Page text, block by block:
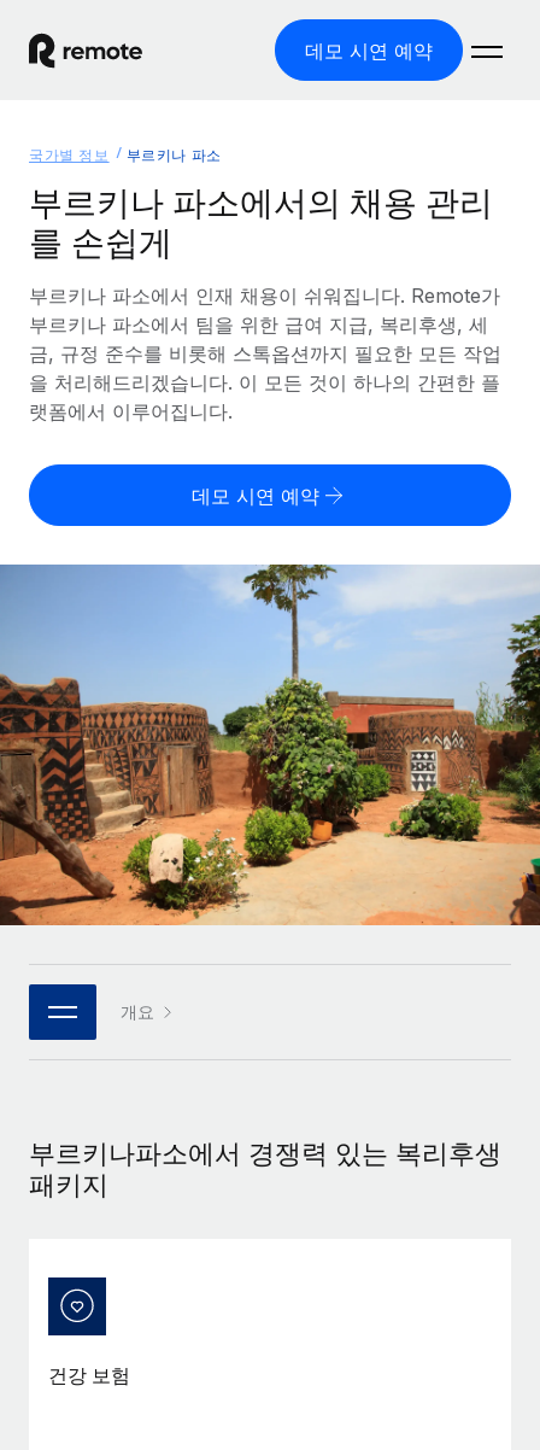
데모 시연 예약
글로벌 고용
글로벌 급여
규정을 준수하며 급여 지급을 손쉽게 처리
기록상 고용주(EOR)
법인 설립 비용 없이 전 세계로 사업을 확장
인프라
Remote 통합
HR을 워크플로에 매끄럽게 통합
플랫폼
팀을 위한 통합된 핵심 HR 기능
연결
새로운
통합
핵심 비즈니스 도구로 프로세스를 간소화
글로벌 인사 및 규정 준수 업무 처리에 전문가 지원 제공
Compliance Watchtower
규정 준수 관련 위험에 선제적으로 대응
기기 관리
솔루션
글로벌 서비스 제공
국가별 정보
국가별 글로벌 채용 지원 알아보기
미국 주별 정보
Remote와 다른 솔루션 비교
다른 업체들과 비교해보기
성장하는 기업을 위한 민첩한 글로벌 HR 및 급여 솔루션
중견기업
맞춤형 HR 솔루션으로 팀 확장
엔터프라이즈
대기업을 위한 글로벌 HR
REMOTE 파트너 되기
플랫폼에 글로벌 HR을 유연하게 통합
Remote와의 파트너십 기회 탐색
리소스
도구 및 계산기
오분류 리스크 평가 도구
국가별 총 인건비 계산
글로벌 계약직을 위한 통화 옵션과 지급 소요 시간 확인
리서치 및 가이드
사례 연구
HR 용어집
체크리스트 및 템플릿
직무 설명 라이브러리
이벤트
인사이트 센터
지원받기
블로그
글로벌 급여
요금
한국어
English
Deutsch
Español
Italiano
Português (Portugal)
한국어
로그인
국가별 정보 부르키나 파소
부르키나 파소에서의 채용 관리
를 손쉽게
부르키나 파소에서 인재 채용이 쉬워집니다. Remote가
부르키나 파소에서 팀을 위한 급여 지급, 복리후생, 세
금, 규정 준수를 비롯해 스톡옵션까지 필요한 모든 작업
을 처리해드리겠습니다. 이 모든 것이 하나의 간편한 플
랫폼에서 이루어집니다.
데모 시연 예약
개요
부르키나파소에서 경쟁력 있는 복리후생
패키지
건강 보험